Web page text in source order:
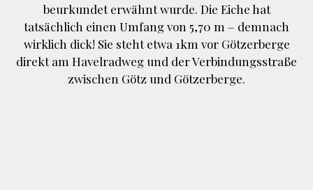
beurkundet erwähnt wurde. Die Eiche hat
tatsächlich einen Umfang von 5,70 m – demnach
wirklich dick! Sie steht etwa 1km vor Götzerberge
direkt am Havelradweg und der Verbindungsstraße
zwischen Götz und Götzerberge.